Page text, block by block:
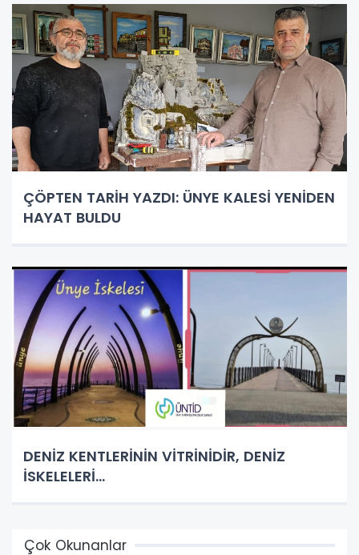
ÇÖPTEN TARİH YAZDI: ÜNYE KALESİ YENİDEN
HAYAT BULDU
DENİZ KENTLERİNİN VİTRİNİDİR, DENİZ
İSKELELERİ...
Çok Okunanlar